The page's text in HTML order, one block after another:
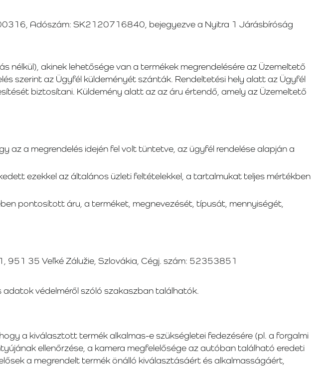
Adószám: SK2120716840, bejegyezve a Nyitra 1 Járásbíróság
akinek lehetősége van a termékek megrendelésére az Üzemeltető
szerint az Ügyfél küldeményét szánták. Rendeltetési hely alatt az Ügyfél
biztosítani. Küldemény alatt az az áru értendő, amely az Üzemeltető
az a megrendelés idején fel volt tüntetve, az ügyfél rendelése alapján a
ezekkel az általános üzleti feltételekkel, a tartalmukat teljes mértékben
pontosított áru, a terméket, megnevezését, típusát, mennyiségét,
951 35 Veľké Zálužie, Szlovákia, Cégj. szám: 52353851
védelméről szóló szakaszban találhatók.
a kiválasztott termék alkalmas-e szükségletei fedezésére (pl. a forgalmi
ellenőrzése, a kamera megfelelősége az autóban található eredeti
a megrendelt termék önálló kiválasztásáért és alkalmasságáért,